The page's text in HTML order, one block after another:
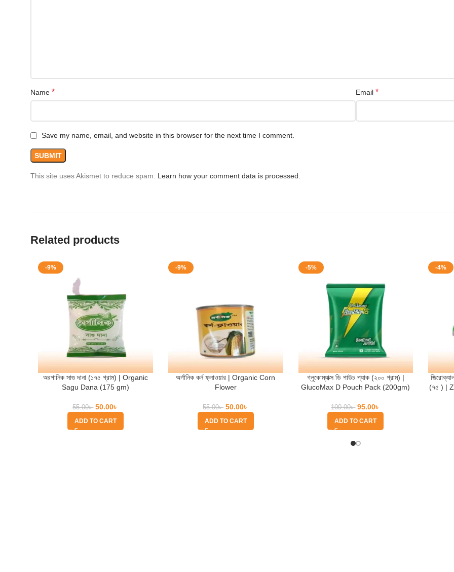
Name * Email *
Save my name, email, and website in this browser for the next time I comment.
This site uses Akismet to reduce spam. Learn how your comment data is processed.
Related products
-9%
অরগানিক সাগু দানা (১৭৫ গ্রাম) | Organic
Sagu Dana (175 gm)
55.00৳ 50.00৳
ADD TO CART
-9%
অর্গানিক কর্ন ফ্লাওয়ার | Organic Corn
Flower
55.00৳ 50.00৳
ADD TO CART
-5%
গ্লুকোম্যাক্স ডি পাউচ প্যাক (২০০ গ্রাম) |
GlucoMax D Pouch Pack (200gm)
100.00৳ 95.00৳
ADD TO CART
-4%
(৭৫ ) |